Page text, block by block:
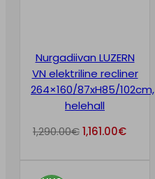
Nurgadiivan LUZERN
VN elektriline recliner
264×160/87xH85/102cm,
helehall
1,290.00€1,161.00€